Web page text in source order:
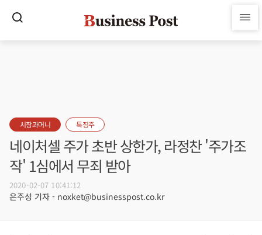
시장과머니 특징주
네이처셀 주가 초반 상한가, 라정찬 '주가조
작' 1심에서 무죄 받아
2020-02-07 10:41:12
은주성 기자 - noxket@businesspost.co.kr